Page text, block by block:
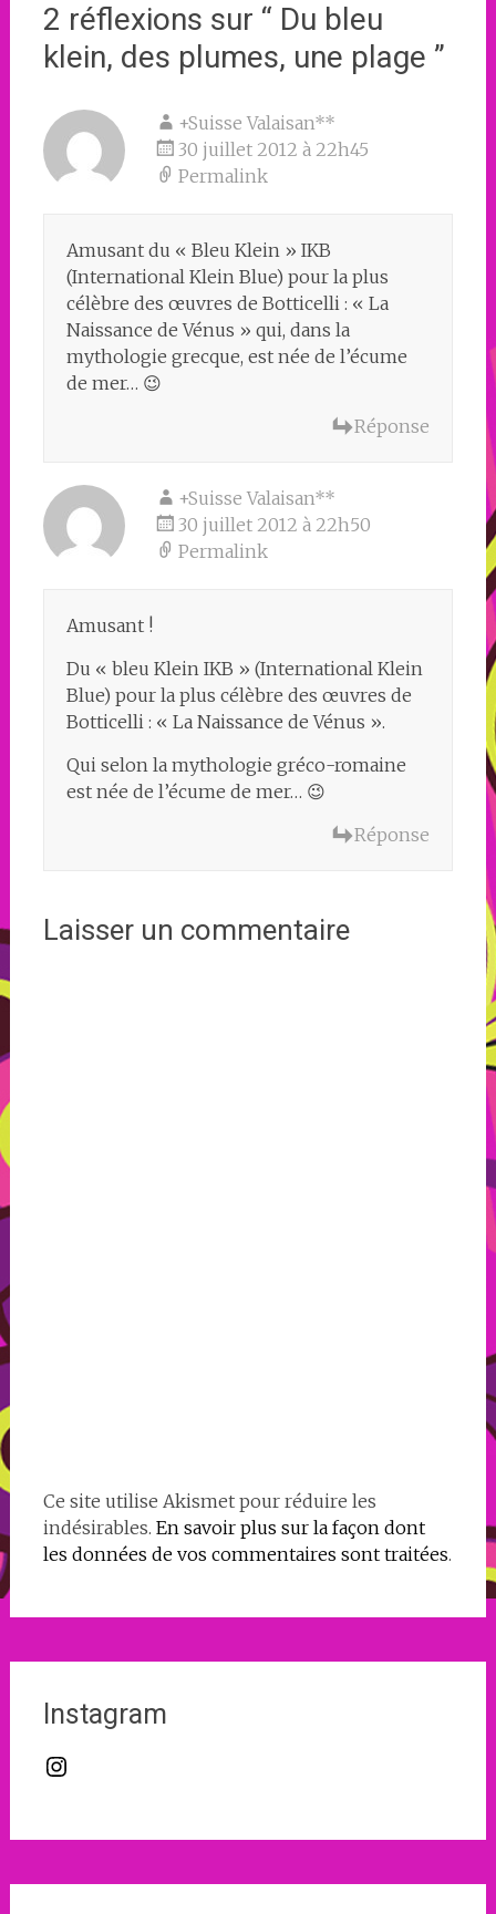
2 réflexions sur “ Du bleu
klein, des plumes, une plage ”
+Suisse Valaisan**
30 juillet 2012 à 22h45
Permalink
Amusant du « Bleu Klein » IKB
(International Klein Blue) pour la plus
célèbre des œuvres de Botticelli : « La
Naissance de Vénus » qui, dans la
mythologie grecque, est née de l’écume
de mer… 😉
Réponse
+Suisse Valaisan**
30 juillet 2012 à 22h50
Permalink
Amusant !
Du « bleu Klein IKB » (International Klein
Blue) pour la plus célèbre des œuvres de
Botticelli : « La Naissance de Vénus ».
Qui selon la mythologie gréco-romaine
est née de l’écume de mer… 😉
Réponse
Laisser un commentaire
Ce site utilise Akismet pour réduire les
indésirables. En savoir plus sur la façon dont
les données de vos commentaires sont traitées.
Instagram
Instagram